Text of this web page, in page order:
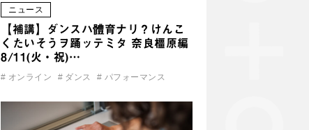
ニュース
【補講】ダンスハ體育ナリ？けんこ
くたいそうヲ踊ッテミタ 奈良橿原編
8/11(火・祝)…
# オンライン # ダンス # パフォーマンス